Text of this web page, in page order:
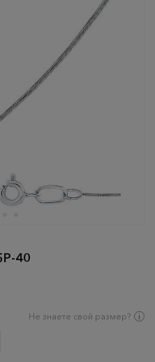
40
Не знаете свой размер?